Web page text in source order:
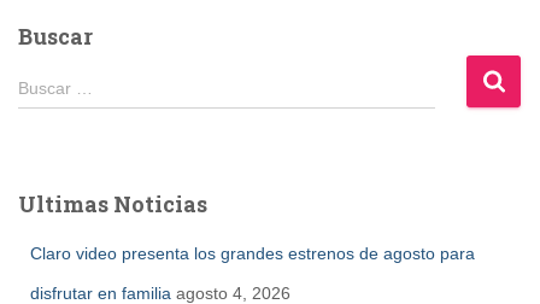
Buscar
B
u
r
Buscar …
Ultimas Noticias
Claro video presenta los grandes estrenos de agosto para
disfrutar en familia agosto 4, 2026